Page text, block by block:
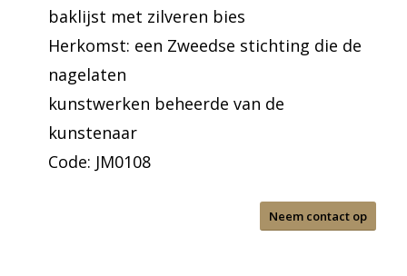
baklijst met zilveren bies
Herkomst: een Zweedse stichting die de
nagelaten
kunstwerken beheerde van de
kunstenaar
Code: JM0108
Neem contact op